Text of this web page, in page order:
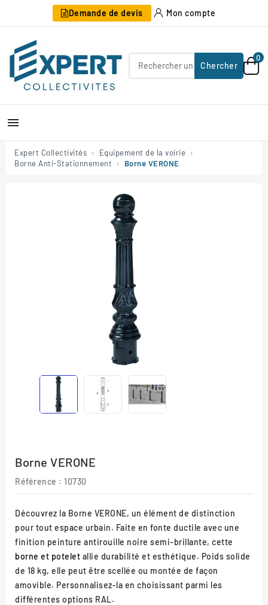
Demande de devis Mon compte
Chercher
0

Expert Collectivités
Equipement de la voirie
Borne Anti-Stationnement
Borne VERONE
Borne VERONE
Référence : 10730
Découvrez la Borne VERONE, un élément de distinction
pour tout espace urbain. Faite en fonte ductile avec une
finition peinture antirouille noire semi-brillante, cette
borne et potelet allie durabilité et esthétique. Poids solide
de 18 kg, elle peut être scellée ou montée de façon
amovible. Personnalisez-la en choisissant parmi les
différentes options RAL.